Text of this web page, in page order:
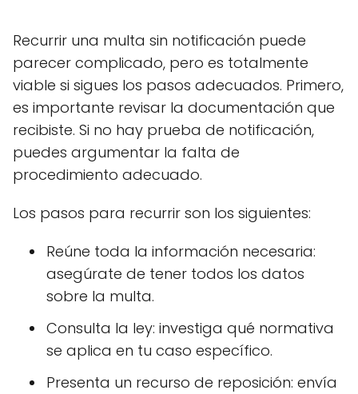
Recurrir una multa sin notificación puede
parecer complicado, pero es totalmente
viable si sigues los pasos adecuados. Primero,
es importante revisar la documentación que
recibiste. Si no hay prueba de notificación,
puedes argumentar la falta de
procedimiento adecuado.
Los pasos para recurrir son los siguientes:
Reúne toda la información necesaria:
asegúrate de tener todos los datos
sobre la multa.
Consulta la ley: investiga qué normativa
se aplica en tu caso específico.
Presenta un recurso de reposición: envía